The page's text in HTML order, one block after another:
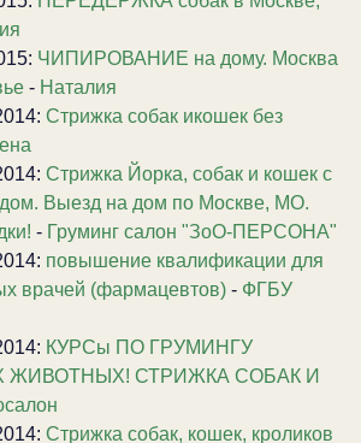
ЧИПИРОВАНИЕ на дому. Москва
- Наталия
Стрижка собак икошек без
Стрижка Йорка, собак и кошек с
Выезд на дом по Москве, МО.
- Груминг салон "ЗоО-ПЕРСОНА"
повышение квалификации для
врачей (фармацевтов) - ФГБУ
КУРСы ПО ГРУМИНГУ
СТРИЖКА СОБАК И
Стрижка собак, кошек, кроликов